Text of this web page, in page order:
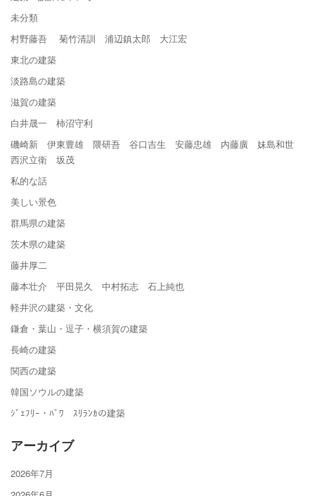
未分類
村野藤吾 菊竹清訓 浦辺鎮太郎 大江宏
東北の建築
淡路島の建築
滋賀の建築
白井晟一 柿沼守利
磯崎新 伊東豊雄 隈研吾 谷口吉生 安藤忠雄 内藤廣 妹島和世
西沢立衛 坂茂
私的な話
美しい景色
群馬県の建築
茨木県の建築
藤井厚二
藤本壮介 平田晃久 中村拓志 石上純也
軽井沢の建築・文化
鎌倉・葉山・逗子・横須賀の建築
長崎の建築
関西の建築
韓国ソウルの建築
ｼﾞｪﾌﾘｰ・ﾊﾞﾜ ｽﾘﾗﾝｶの建築
アーカイブ
2026年7月